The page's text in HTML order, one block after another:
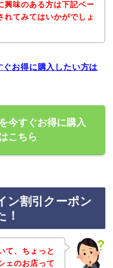
興味のある方は下記ペー
れてみてはいかがでしょ
お得に購入したい方は
今すぐお得に購入
こちら
ン割引クーポン
！
て、ちょっと
ェのお店って